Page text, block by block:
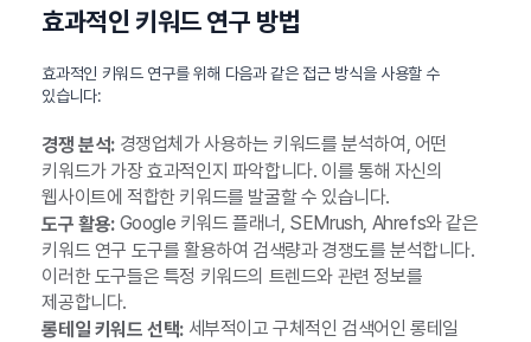
효과적인 키워드 연구 방법
효과적인 키워드 연구를 위해 다음과 같은 접근 방식을 사용할 수
있습니다:
경쟁 분석:경쟁업체가 사용하는 키워드를 분석하여, 어떤
키워드가 가장 효과적인지 파악합니다. 이를 통해 자신의
웹사이트에 적합한 키워드를 발굴할 수 있습니다.
도구 활용:Google 키워드 플래너, SEMrush, Ahrefs와 같은
키워드 연구 도구를 활용하여 검색량과 경쟁도를 분석합니다.
이러한 도구들은 특정 키워드의 트렌드와 관련 정보를
제공합니다.
롱테일 키워드 선택:세부적이고 구체적인 검색어인 롱테일